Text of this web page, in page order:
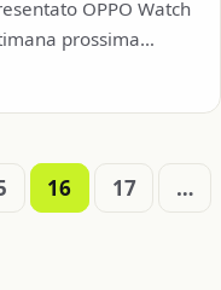
OPPO Watch
prossima
16 17
…